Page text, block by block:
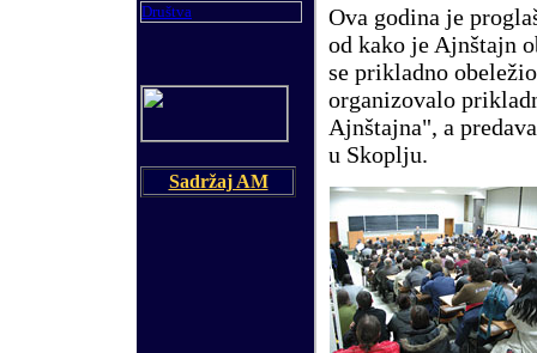
Društva
Sadržaj AM
Ova godina je
od kako je Ajnštajn
se prikladno
organizovalo
Ajnštajna", a
u Skoplju.